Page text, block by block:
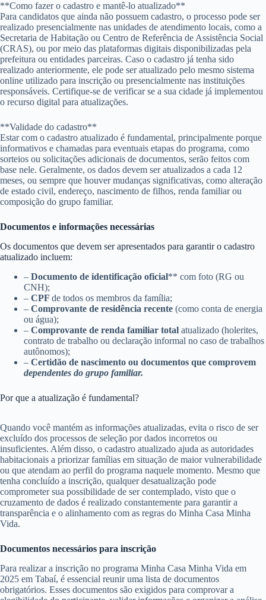
**Como fazer o cadastro e mantê-lo atualizado**
Para candidatos que ainda não possuem cadastro, o processo pode ser
realizado presencialmente nas unidades de atendimento locais, como a
Secretaria de Habitação ou Centro de Referência de Assistência Social
(CRAS), ou por meio das plataformas digitais disponibilizadas pela
prefeitura ou entidades parceiras. Caso o cadastro já tenha sido
realizado anteriormente, ele pode ser atualizado pelo mesmo sistema
online utilizado para inscrição ou presencialmente nas instituições
responsáveis. Certifique-se de verificar se a sua cidade já implementou
o recurso digital para atualizações.
**Validade do cadastro**
Estar com o cadastro atualizado é fundamental, principalmente porque
informativos e chamadas para eventuais etapas do programa, como
sorteios ou solicitações adicionais de documentos, serão feitos com
base nele. Geralmente, os dados devem ser atualizados a cada 12
meses, ou sempre que houver mudanças significativas, como alteração
de estado civil, endereço, nascimento de filhos, renda familiar ou
composição do grupo familiar.
Documentos e informações necessárias
Os documentos que devem ser apresentados para garantir o cadastro
atualizado incluem:
– Documento de identificação oficial** com foto (RG ou
CNH);
– CPF de todos os membros da família;
– Comprovante de residência recente (como conta de energia
ou água);
– Comprovante de renda familiar total atualizado (holerites,
contrato de trabalho ou declaração informal no caso de trabalhos
autônomos);
– Certidão de nascimento ou documentos que comprovem
dependentes do grupo familiar.
Por que a atualização é fundamental?
Quando você mantém as informações atualizadas, evita o risco de ser
excluído dos processos de seleção por dados incorretos ou
insuficientes. Além disso, o cadastro atualizado ajuda as autoridades
habitacionais a priorizar famílias em situação de maior vulnerabilidade
ou que atendam ao perfil do programa naquele momento. Mesmo que
tenha concluído a inscrição, qualquer desatualização pode
comprometer sua possibilidade de ser contemplado, visto que o
cruzamento de dados é realizado constantemente para garantir a
transparência e o alinhamento com as regras do Minha Casa Minha
Vida.
Documentos necessários para inscrição
Para realizar a inscrição no programa Minha Casa Minha Vida em
2025 em Tabaí, é essencial reunir uma lista de documentos
obrigatórios. Esses documentos são exigidos para comprovar a